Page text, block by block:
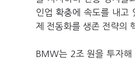
인업 확충에 속도를 내고
제 전동화를 생존 전략의
BMW는 2조 원을 투자해